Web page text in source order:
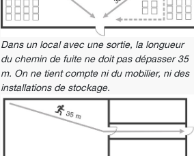
Dans un local avec une sortie, la longueur
du chemin de fuite ne doit pas dépasser 35
m. On ne tient compte ni du mobilier, ni des
installations de stockage.